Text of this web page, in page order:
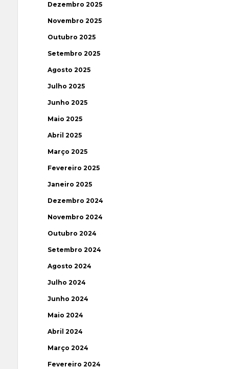
Dezembro 2025
Novembro 2025
Outubro 2025
Setembro 2025
Agosto 2025
Julho 2025
Junho 2025
Maio 2025
Abril 2025
Março 2025
Fevereiro 2025
Janeiro 2025
Dezembro 2024
Novembro 2024
Outubro 2024
Setembro 2024
Agosto 2024
Julho 2024
Junho 2024
Maio 2024
Abril 2024
Março 2024
Fevereiro 2024